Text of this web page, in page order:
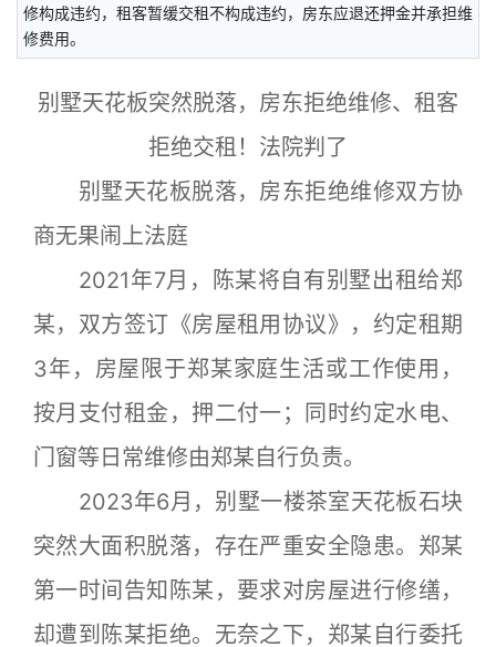
修构成违约，租客暂缓交租不构成违约，房东应退还押金并承担维
修费用。
别墅天花板突然脱落，房东拒绝维修、租客
拒绝交租！法院判了
别墅天花板脱落，房东拒绝维修双方协
商无果闹上法庭
2021年7月，陈某将自有别墅出租给郑
某，双方签订《房屋租用协议》，约定租期
3年，房屋限于郑某家庭生活或工作使用，
按月支付租金，押二付一；同时约定水电、
门窗等日常维修由郑某自行负责。
2023年6月，别墅一楼茶室天花板石块
突然大面积脱落，存在严重安全隐患。郑某
第一时间告知陈某，要求对房屋进行修缮，
却遭到陈某拒绝。无奈之下，郑某自行委托